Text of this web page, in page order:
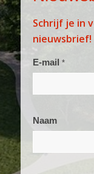
Schrijf je in
nieuwsbrief!
Aanmelden
E-mail *
Naam